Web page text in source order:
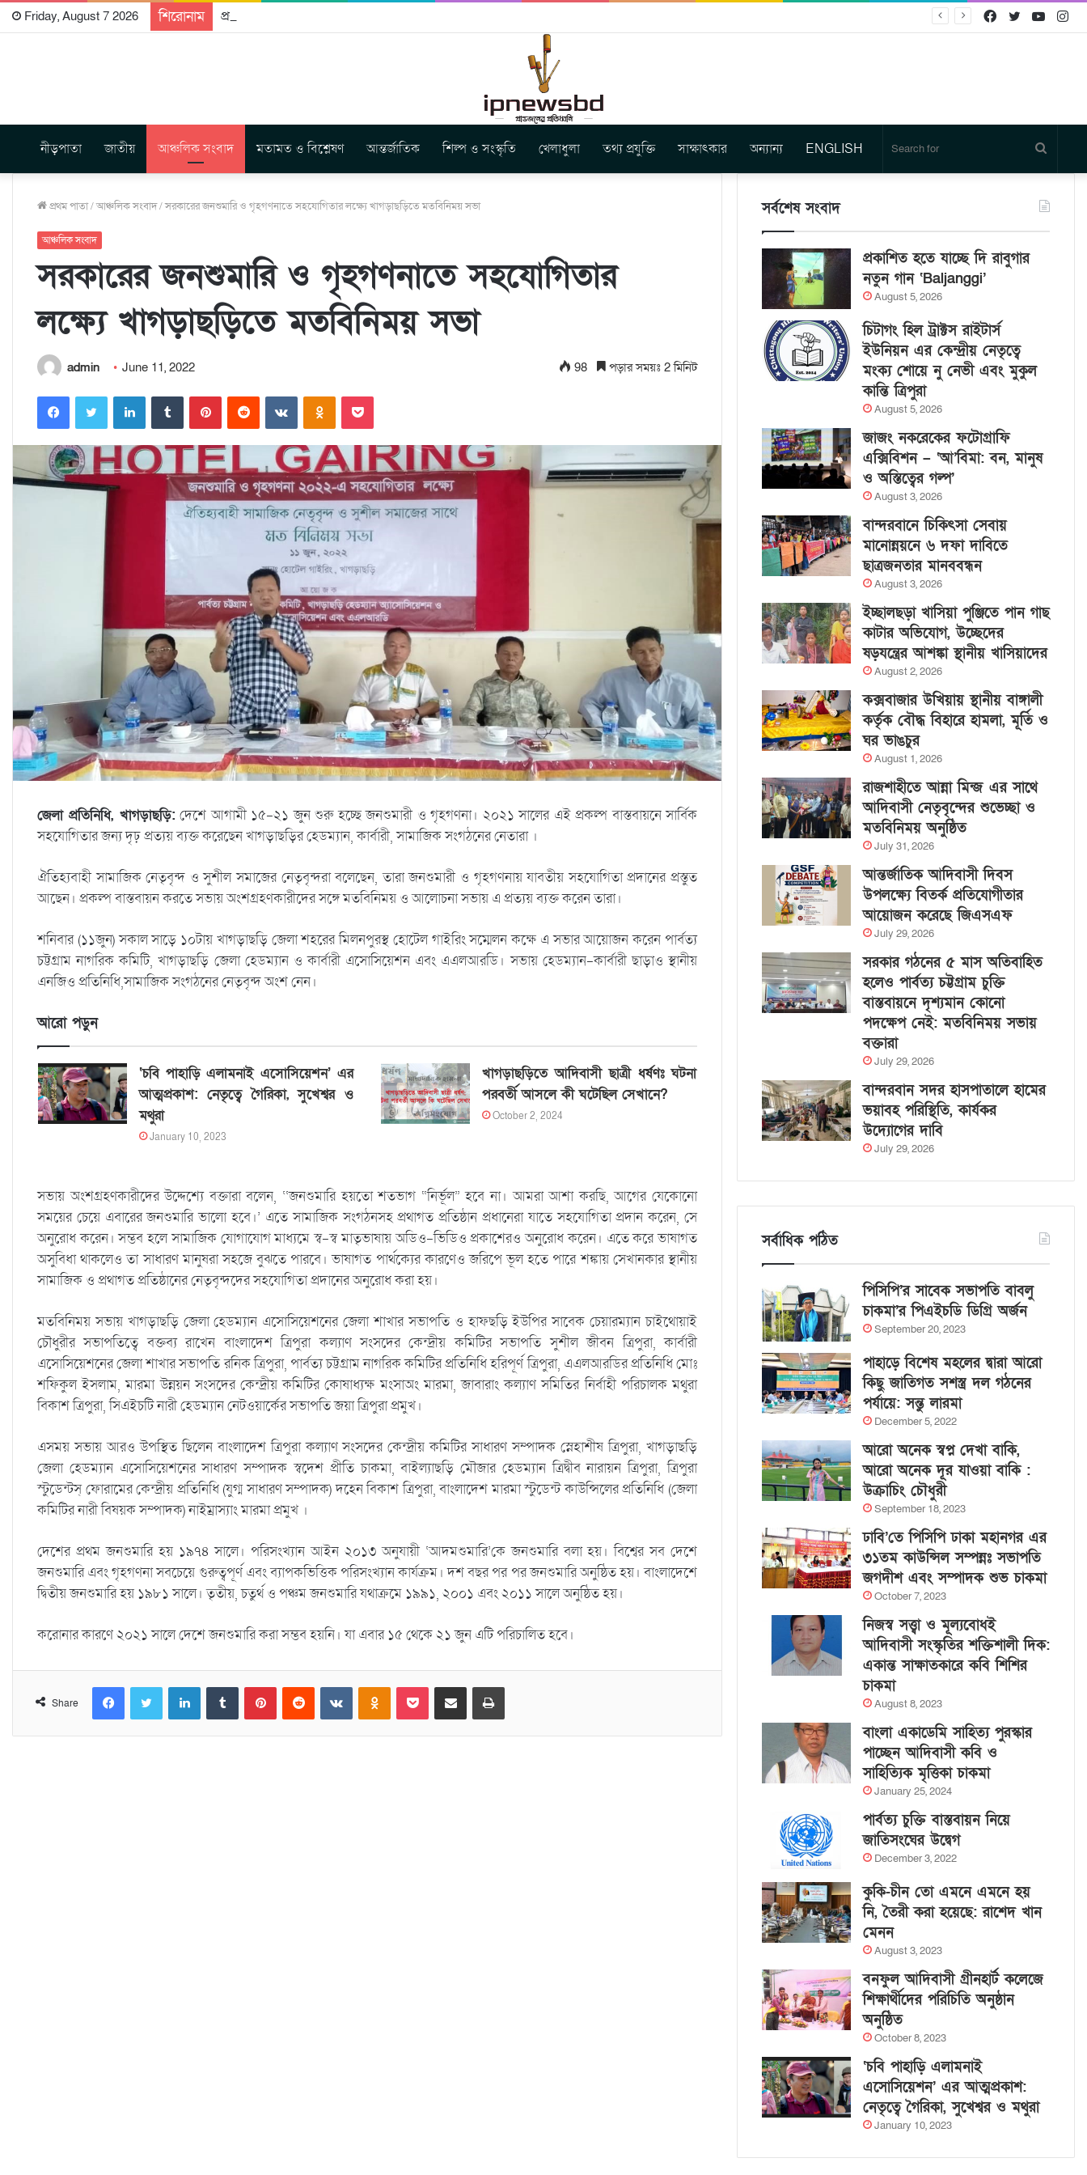
Friday, August 7 2026 শিরোনাম প্রকাশিত হতে যাচ্ছে দি রাবুগার নতুন গান ‘Baljanggi’ Twitter
Facebook
নীড়পাতা জাতীয় আঞ্চলিক সংবাদ মতামত ও বিশ্লেষণ আন্তর্জাতিক শিল্প ও সংস্কৃতি খেলাধুলা তথ্য প্রযুক্তি সাক্ষাৎকার অন্যান্য ENGLISH
for
প্রথম পাতা/আঞ্চলিক সংবাদ/সরকারের জনশুমারি ও গৃহগণনাতে সহযোগিতার লক্ষ্যে খাগড়াছড়িতে মতবিনিময় সভা
আঞ্চলিক সংবাদ
সরকারের জনশুমারি ও গৃহগণনাতে সহযোগিতার
লক্ষ্যে খাগড়াছড়িতে মতবিনিময় সভা
admin June 11, 2022 98 পড়ার সময়ঃ 2 মিনিট
জেলা প্রতিনিধি, খাগড়াছড়ি: দেশে আগামী ১৫-২১ জুন শুরু হচ্ছে জনশুমারী ও গৃহগণনা। ২০২১ সালের এই প্রকল্প বাস্তবায়নে সার্বিক
সহযোগিতার জন্য দৃঢ় প্রত্যয় ব্যক্ত করেছেন খাগড়াছড়ির হেডম্যান, কার্বারী, সামাজিক সংগঠনের নেতারা ।
ঐতিহ্যবাহী সামাজিক নেতৃবৃন্দ ও সুশীল সমাজের নেতৃবৃন্দরা বলেছেন, তারা জনশুমারী ও গৃহগণনায় যাবতীয় সহযোগিতা প্রদানের প্রস্তুত
আছেন। প্রকল্প বাস্তবায়ন করতে সভায় অংশগ্রহণকারীদের সঙ্গে মতবিনিময় ও আলোচনা সভায় এ প্রত্যয় ব্যক্ত করেন তারা।
শনিবার (১১জুন) সকাল সাড়ে ১০টায় খাগড়াছড়ি জেলা শহরের মিলনপুরস্থ হোটেল গাইরিং সম্মেলন কক্ষে এ সভার আয়োজন করেন পার্বত্য
চট্টগ্রাম নাগরিক কমিটি, খাগড়াছড়ি জেলা হেডম্যান ও কার্বারী এসোসিয়েশন এবং এএলআরডি। সভায় হেডম্যান-কার্বারী ছাড়াও স্থানীয়
এনজিও প্রতিনিধি,সামাজিক সংগঠনের নেতৃবৃন্দ অংশ নেন।
আরো পড়ুন
‘চবি পাহাড়ি এলামনাই এসোসিয়েশন’ এর
আত্মপ্রকাশ: নেতৃত্বে গৈরিকা, সুখেশ্বর ও
মথুরা
January 10, 2023
খাগড়াছড়িতে আদিবাসী ছাত্রী ধর্ষণঃ ঘটনা
পরবর্তী আসলে কী ঘটেছিল সেখানে?
October 2, 2024
সভায় অংশগ্রহণকারীদের উদ্দেশ্যে বক্তারা বলেন, ‘‘জনশুমারি হয়তো শতভাগ “নির্ভূল” হবে না। আমরা আশা করছি, আগের যেকোনো
সময়ের চেয়ে এবারের জনশুমারি ভালো হবে।’ এতে সামাজিক সংগঠনসহ প্রথাগত প্রতিষ্ঠান প্রধানেরা যাতে সহযোগিতা প্রদান করেন, সে
অনুরোধ করেন। সম্ভব হলে সামাজিক যোগাযোগ মাধ্যমে স্ব-স্ব মাতৃভাষায় অডিও-ভিডিও প্রকাশেরও অনুরোধ করেন। এতে করে ভাষাগত
অসুবিধা থাকলেও তা সাধারণ মানুষরা সহজে বুঝতে পারবে। ভাষাগত পার্থক্যের কারণেও জরিপে ভূল হতে পারে শঙ্কায় সেখানকার স্থানীয়
সামাজিক ও প্রথাগত প্রতিষ্ঠানের নেতৃবৃন্দদের সহযোগিতা প্রদানের অনুরোধ করা হয়।
মতবিনিময় সভায় খাগড়াছড়ি জেলা হেডম্যান এসোসিয়েশনের জেলা শাখার সভাপতি ও হাফছড়ি ইউপির সাবেক চেয়ারম্যান চাইথোয়াই
চৌধুরীর সভাপতিত্বে বক্তব্য রাখেন বাংলাদেশ ত্রিপুরা কল্যাণ সংসদের কেন্দ্রীয় কমিটির সভাপতি সুশীল জীবন ত্রিপুরা, কার্বারী
এসোসিয়েশনের জেলা শাখার সভাপতি রনিক ত্রিপুরা, পার্বত্য চট্টগ্রাম নাগরিক কমিটির প্রতিনিধি হরিপূর্ণ ত্রিপুরা, এএলআরডির প্রতিনিধি মোঃ
শফিকুল ইসলাম, মারমা উন্নয়ন সংসদের কেন্দ্রীয় কমিটির কোষাধ্যক্ষ মংসাঅং মারমা, জাবারাং কল্যাণ সমিতির নির্বাহী পরিচালক মথুরা
বিকাশ ত্রিপুরা, সিএইচটি নারী হেডম্যান নেটওয়ার্কের সভাপতি জয়া ত্রিপুরা প্রমুখ।
এসময় সভায় আরও উপস্থিত ছিলেন বাংলাদেশ ত্রিপুরা কল্যাণ সংসদের কেন্দ্রীয় কমিটির সাধারণ সম্পাদক স্নেহাশীষ ত্রিপুরা, খাগড়াছড়ি
জেলা হেডম্যান এসোসিয়েশনের সাধারণ সম্পাদক স্বদেশ প্রীতি চাকমা, বাইল্যাছড়ি মৌজার হেডম্যান ত্রিদ্বীব নারায়ন ত্রিপুরা, ত্রিপুরা
স্টুডেন্টস্ ফোরামের কেন্দ্রীয় প্রতিনিধি (যুগ্ম সাধারণ সম্পাদক) দহেন বিকাশ ত্রিপুরা, বাংলাদেশ মারমা স্টুডেন্ট কাউন্সিলের প্রতিনিধি (জেলা
কমিটির নারী বিষয়ক সম্পাদক) নাইম্রাস্যাং মারমা প্রমুখ ।
দেশের প্রথম জনশুমারি হয় ১৯৭৪ সালে। পরিসংখ্যান আইন ২০১৩ অনুযায়ী ‘আদমশুমারি’কে জনশুমারি বলা হয়। বিশ্বের সব দেশে
জনশুমারি এবং গৃহগণনা সবচেয়ে গুরুত্বপূর্ণ এবং ব্যাপকভিত্তিক পরিসংখ্যান কার্যক্রম। দশ বছর পর পর জনশুমারি অনুষ্ঠিত হয়। বাংলাদেশে
দ্বিতীয় জনশুমারি হয় ১৯৮১ সালে। তৃতীয়, চতুর্থ ও পঞ্চম জনশুমারি যথাক্রমে ১৯৯১, ২০০১ এবং ২০১১ সালে অনুষ্ঠিত হয়।
করোনার কারণে ২০২১ সালে দেশে জনশুমারি করা সম্ভব হয়নি। যা এবার ১৫ থেকে ২১ জুন এটি পরিচালিত হবে।
Share
সর্বশেষ সংবাদ
প্রকাশিত হতে যাচ্ছে দি রাবুগার
নতুন গান ‘Baljanggi’
August 5, 2026
চিটাগং হিল ট্রাক্টস রাইটার্স
ইউনিয়ন এর কেন্দ্রীয় নেতৃত্বে
মংক্য শোয়ে নু নেভী এবং মুকুল
কান্তি ত্রিপুরা
August 5, 2026
জাজং নকরেকের ফটোগ্রাফি
এক্সিবিশন – ‘আ’বিমা: বন, মানুষ
ও অস্তিত্বের গল্প’
August 3, 2026
বান্দরবানে চিকিৎসা সেবায়
মানোন্নয়নে ৬ দফা দাবিতে
ছাত্রজনতার মানববন্ধন
August 3, 2026
ইচ্ছালছড়া খাসিয়া পুঞ্জিতে পান গাছ
কাটার অভিযোগ, উচ্ছেদের
ষড়যন্ত্রের আশঙ্কা স্থানীয় খাসিয়াদের
August 2, 2026
কক্সবাজার উখিয়ায় স্থানীয় বাঙ্গালী
কর্তৃক বৌদ্ধ বিহারে হামলা, মূর্তি ও
ঘর ভাঙচুর
August 1, 2026
রাজশাহীতে আন্না মিন্জ এর সাথে
আদিবাসী নেতৃবৃন্দের শুভেচ্ছা ও
মতবিনিময় অনুষ্ঠিত
July 31, 2026
আন্তর্জাতিক আদিবাসী দিবস
উপলক্ষ্যে বিতর্ক প্রতিযোগীতার
আয়োজন করেছে জিএসএফ
July 29, 2026
সরকার গঠনের ৫ মাস অতিবাহিত
হলেও পার্বত্য চট্টগ্রাম চুক্তি
বাস্তবায়নে দৃশ্যমান কোনো
পদক্ষেপ নেই: মতবিনিময় সভায়
বক্তারা
July 29, 2026
বান্দরবান সদর হাসপাতালে হামের
ভয়াবহ পরিস্থিতি, কার্যকর
উদ্যোগের দাবি
July 29, 2026
সর্বাধিক পঠিত
পিসিপি’র সাবেক সভাপতি বাবলু
চাকমা’র পিএইচডি ডিগ্রি অর্জন
September 20, 2023
পাহাড়ে বিশেষ মহলের দ্বারা আরো
কিছু জাতিগত সশস্ত্র দল গঠনের
পর্যায়ে: সন্তু লারমা
December 5, 2022
আরো অনেক স্বপ্ন দেখা বাকি,
আরো অনেক দূর যাওয়া বাকি :
উক্রাচিং চৌধুরী
September 18, 2023
ঢাবি’তে পিসিপি ঢাকা মহানগর এর
৩১তম কাউন্সিল সম্পন্নঃ সভাপতি
জগদীশ এবং সম্পাদক শুভ চাকমা
October 7, 2023
নিজস্ব সত্ত্বা ও মূল্যবোধই
আদিবাসী সংস্কৃতির শক্তিশালী দিক:
একান্ত সাক্ষাতকারে কবি শিশির
চাকমা
August 8, 2023
বাংলা একাডেমি সাহিত্য পুরস্কার
পাচ্ছেন আদিবাসী কবি ও
সাহিত্যিক মৃত্তিকা চাকমা
January 25, 2024
পার্বত্য চুক্তি বাস্তবায়ন নিয়ে
জাতিসংঘের উদ্বেগ
December 3, 2022
কুকি-চীন তো এমনে এমনে হয়
নি, তৈরী করা হয়েছে: রাশেদ খান
মেনন
August 3, 2023
বনফুল আদিবাসী গ্রীনহার্ট কলেজে
শিক্ষার্থীদের পরিচিতি অনুষ্ঠান
অনুষ্ঠিত
October 8, 2023
‘চবি পাহাড়ি এলামনাই
এসোসিয়েশন’ এর আত্মপ্রকাশ:
নেতৃত্বে গৈরিকা, সুখেশ্বর ও মথুরা
January 10, 2023